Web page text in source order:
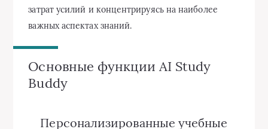
затрат усилий и концентрируясь на наиболее
важных аспектах знаний.
Основные функции AI Study
Buddy
Персонализированные учебные